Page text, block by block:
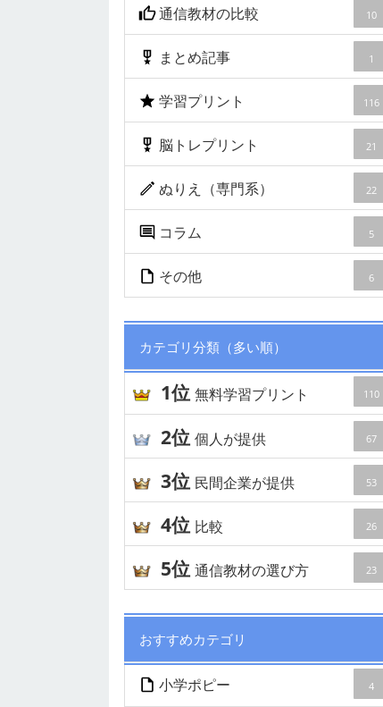
通信教材の比較 10
まとめ記事 1
学習プリント 116
脳トレプリント 21
ぬりえ（専門系） 22
コラム 5
その他 6
カテゴリ分類（多い順）
1位 無料学習プリント 110
2位 個人が提供 67
3位 民間企業が提供 53
4位 比較 26
5位 通信教材の選び方 23
おすすめカテゴリ
小学ポピー 4